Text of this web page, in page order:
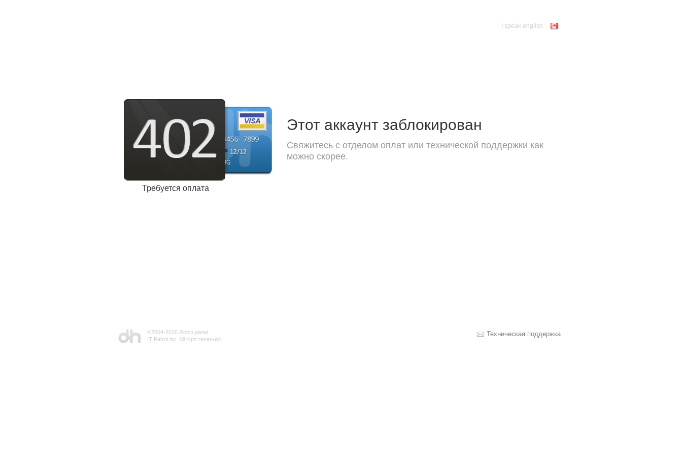
I speak english
Требуется оплата
Этот аккаунт заблокирован
Свяжитесь с отделом оплат или технической поддержки как
можно скорее.
Техническая поддержка
©2004-2026 Robin panel
IT Patrol inc. All right reserved.